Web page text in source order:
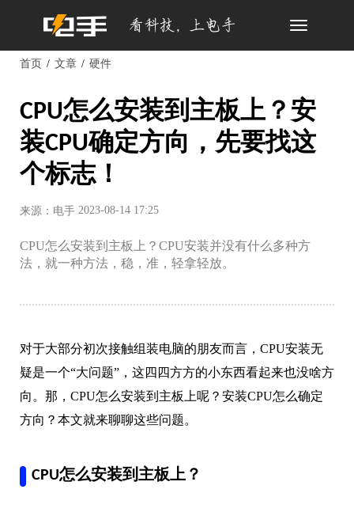
Toggle
首页 文章 硬件
CPU怎么安装到主板上？安
装CPU确定方向，先要找这
个标志！
来源：电手 2023-08-14 17:25
CPU怎么安装到主板上？CPU安装并没有什么多种方
法，就一种方法，稳，准，轻拿轻放。
对于大部分初次接触组装电脑的朋友而言，CPU安装无
疑是一个“大问题”，这四四方方的小东西看起来也没啥方
向。那，CPU怎么安装到主板上呢？安装CPU怎么确定
方向？本文就来聊聊这些问题。
CPU怎么安装到主板上？